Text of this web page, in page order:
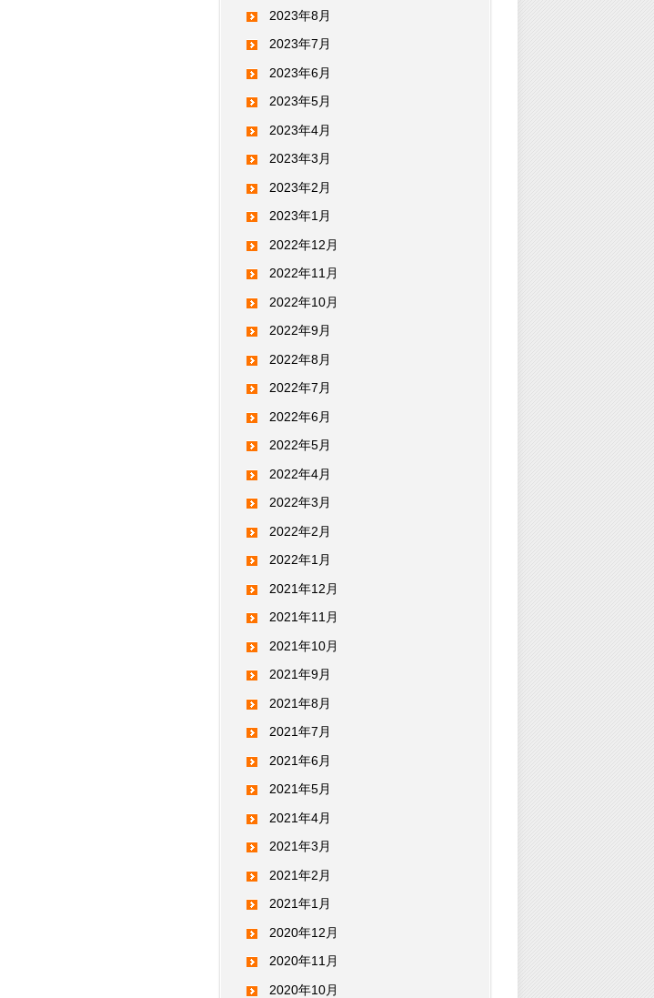
2023年8月
2023年7月
2023年6月
2023年5月
2023年4月
2023年3月
2023年2月
2023年1月
2022年12月
2022年11月
2022年10月
2022年9月
2022年8月
2022年7月
2022年6月
2022年5月
2022年4月
2022年3月
2022年2月
2022年1月
2021年12月
2021年11月
2021年10月
2021年9月
2021年8月
2021年7月
2021年6月
2021年5月
2021年4月
2021年3月
2021年2月
2021年1月
2020年12月
2020年11月
2020年10月